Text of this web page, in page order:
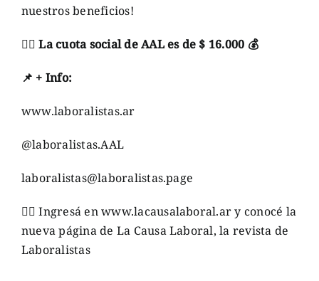
nuestros beneficios!
👉🏼 La cuota social de AAL es de $ 16.000 💰
📌 + Info:
www.laboralistas.ar
@laboralistas.AAL
laboralistas@laboralistas.page
👉🏼 Ingresá enwww.lacausalaboral.ary conocé la
nueva página de La Causa Laboral, la revista de
Laboralistas